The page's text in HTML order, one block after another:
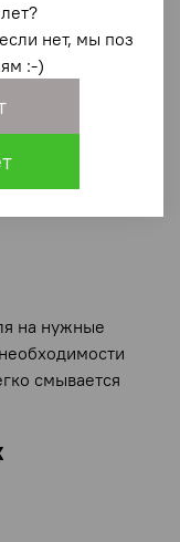
и
действие,
раздражений.
на нужные
смывается
нет, мы поз
:-)